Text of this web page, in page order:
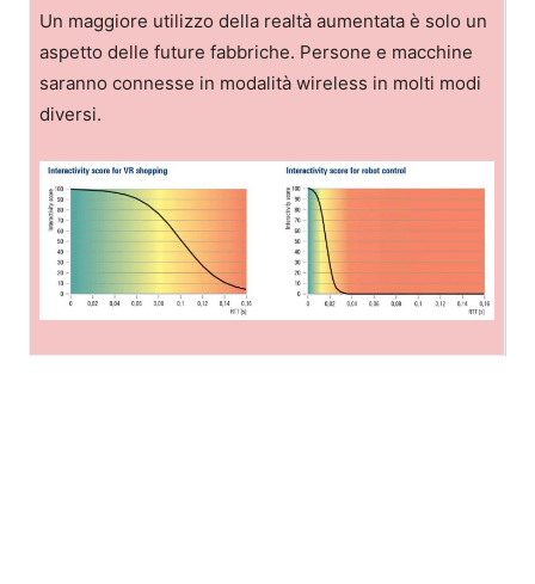
Un maggiore utilizzo della realtà aumentata è solo un
aspetto delle future fabbriche. Persone e macchine
saranno connesse in modalità wireless in molti modi
diversi.